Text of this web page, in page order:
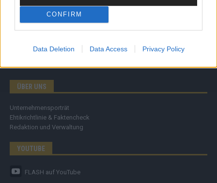
CONFIRM
Data Deletion Data Access Privacy Policy
FLASH – DAS VIDEOPORTAL
ÜBER UNS
Unternehmensporträt
Ehtikrichtlinie & Faktencheck
Redaktion und Verwaltung
YOUTUBE
FLASH auf YouTube